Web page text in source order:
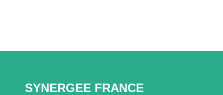
SYNERGEE FRANCE